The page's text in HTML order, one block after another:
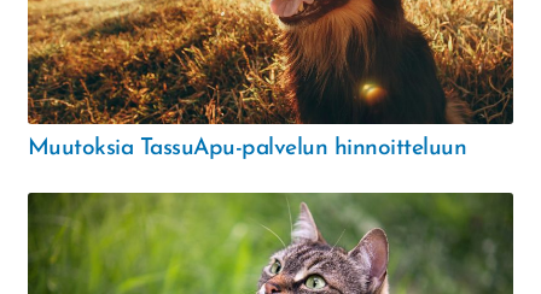
Muutoksia TassuApu-palvelun hinnoitteluun